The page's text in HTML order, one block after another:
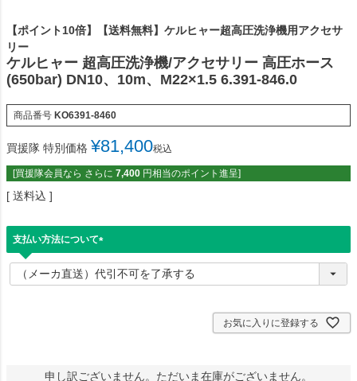
【ポイント10倍】【送料無料】ケルヒャー超高圧洗浄機用アクセサ
リー
ケルヒャー 超高圧洗浄機/アクセサリー 高圧ホース
(650bar) DN10、10m、M22×1.5 6.391-846.0
商品番号 KO6391-8460
買援隊 特別価格 ¥81,400税込
[買援隊会員なら さらに 7,400 円相当のポイント進呈]
送料込
支払い方法について
(
必
須
お気に入りに登録する
申し訳ございません。ただいま在庫がございません。